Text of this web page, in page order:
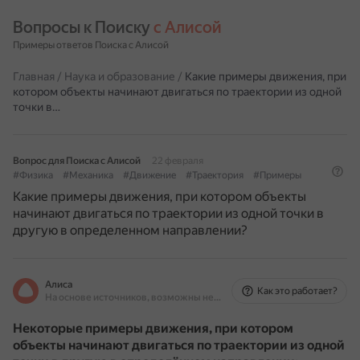
Вопросы к Поиску с Алисой
Примеры ответов Поиска с Алисой
Главная / Наука и образование / Какие примеры движения, при
котором объекты начинают двигаться по траектории из одной
точки в…
Вопрос для Поиска с Алисой
22 февраля
#Физика
#Механика #Движение #Траектория #Примеры
Какие примеры движения, при котором объекты
начинают двигаться по траектории из одной точки в
другую в определенном направлении?
Алиса
На основе источников, возможны неточности
Как это работает?
Некоторые примеры движения, при котором
объекты начинают двигаться по траектории из одной